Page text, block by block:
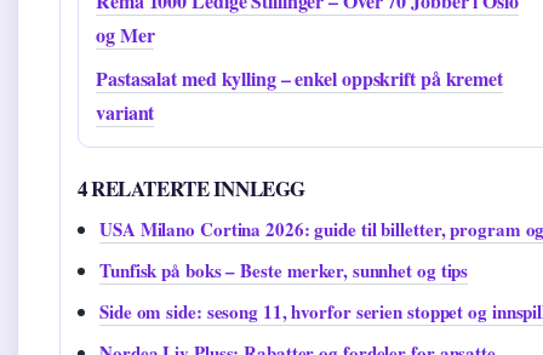
og Mer
Pastasalat med kylling – enkel oppskrift på kremet
variant
4 RELATERTE INNLEGG
USA Milano Cortina 2026: guide til billetter, program
Tunfisk på boks – Beste merker, sunnhet og tips
Side om side: sesong 11, hvorfor serien stoppet og